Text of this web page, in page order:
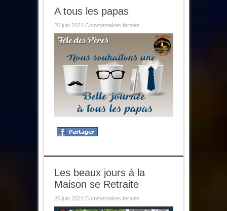
A tous les papas
20 juin 2021 Commentaires ferméssur
papas
Les beaux jours à la
Maison se Retraite
20 juin 2021 Commentaires ferméssur
beaux